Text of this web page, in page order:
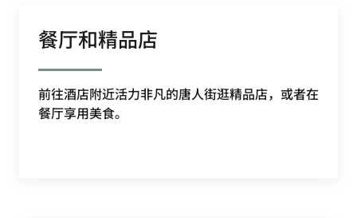
餐厅和精品店
前往酒店附近活力非凡的唐人街逛精品店，或者在
餐厅享用美食。